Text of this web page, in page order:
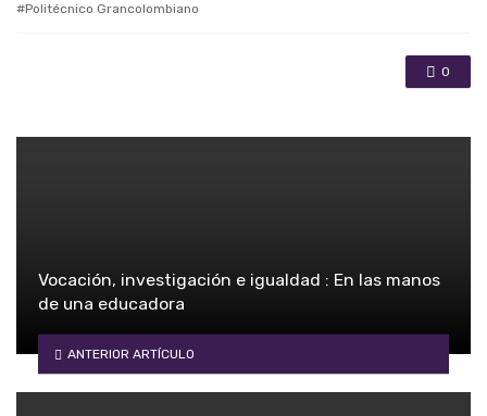
Politécnico Grancolombiano
0
Vocación, investigación e igualdad : En las manos
de una educadora
ANTERIOR ARTÍCULO